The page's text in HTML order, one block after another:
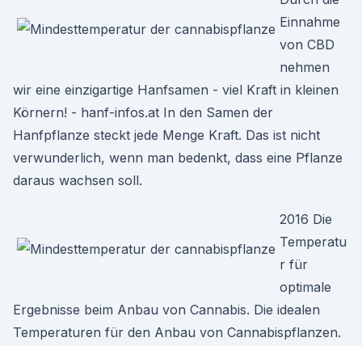
Einnahme
von CBD
nehmen
wir eine einzigartige Hanfsamen - viel Kraft in kleinen
Körnern! - hanf-infos.at In den Samen der
Hanfpflanze steckt jede Menge Kraft. Das ist nicht
verwunderlich, wenn man bedenkt, dass eine Pflanze
daraus wachsen soll.
2016 Die
Temperatu
r für
optimale
Ergebnisse beim Anbau von Cannabis. Die idealen
Temperaturen für den Anbau von Cannabispflanzen.